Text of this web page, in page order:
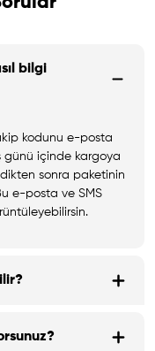
bilgi
kodunu e-posta
günü içinde kargoya
sonra paketinin
e-posta ve SMS